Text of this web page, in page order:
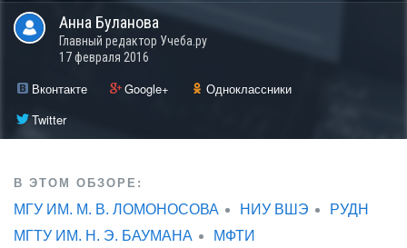
Анна Буланова
Главный редактор Учеба.ру
17 февраля 2016
Вконтакте Google+
Одноклассники
Twitter
В ЭТОМ ОБЗОРЕ:
МГУ ИМ. М. В. ЛОМОНОСОВА НИУ ВШЭ
РУДН
МГТУ ИМ. Н. Э. БАУМАНА
МФТИ